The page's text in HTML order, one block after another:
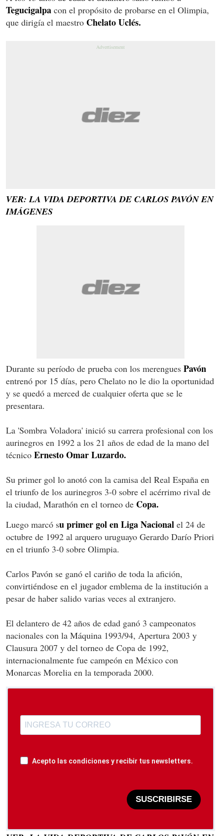
Tegucigalpa con el propósito de probarse en el Olimpia,
que dirigía el maestro Chelato Uclés.
VER: LA VIDA DEPORTIVA DE CARLOS PAVÓN EN
IMÁGENES
Durante su período de prueba con los merengues Pavón
entrenó por 15 días, pero Chelato no le dio la oportunidad
y se quedó a merced de cualquier oferta que se le
presentara.
La 'Sombra Voladora' inició su carrera profesional con los
aurinegros en 1992 a los 21 años de edad de la mano del
técnico Ernesto Omar Luzardo.
Su primer gol lo anotó con la camisa del Real España en
el triunfo de los aurinegros 3-0 sobre el acérrimo rival de
la ciudad, Marathón en el torneo de Copa.
Luego marcó su primer gol en Liga Nacional el 24 de
octubre de 1992 al arquero uruguayo Gerardo Darío Priori
en el triunfo 3-0 sobre Olimpia.
Carlos Pavón se ganó el cariño de toda la afición,
convirtiéndose en el jugador emblema de la institución a
pesar de haber salido varias veces al extranjero.
El delantero de 42 años de edad ganó 3 campeonatos
nacionales con la Máquina 1993/94, Apertura 2003 y
Clausura 2007 y del torneo de Copa de 1992,
internacionalmente fue campeón en México con
Monarcas Morelia en la temporada 2000.
Acepto las condiciones y recibir tus newsletters.
SUSCRIBIRSE